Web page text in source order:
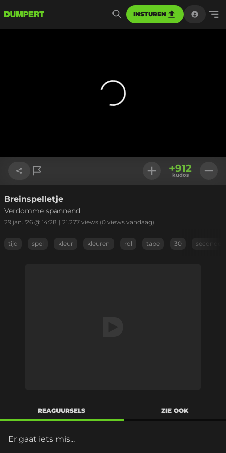
INSTUREN
Link kopiëren
+912
kudos
Breinspelletje
Verdomme spannend
29 jan. '26 @ 14:28 | 21.277 views (0 views vandaag)
tijd spel kleur kleuren rol tape 30 seconden
REAGUURSELS ZIE OOK
Er gaat iets mis...